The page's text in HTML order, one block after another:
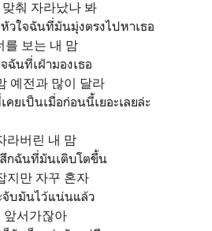
맞춰 자라났나 봐
วใจฉันที่มันมุ่งตรงไปหาเธอ
를 보는 내 맘
ฉันที่เฝ้ามองเธอ
예전과 많이 달라
ยเป็นเมื่อก่อนนี้เยอะเลยล่ะ
라버린 내 맘
กฉันที่มันเติบโตขึ้น
지만 자꾸 혼자
จับมันไว้แน่นแล้ว
앞서가잖아